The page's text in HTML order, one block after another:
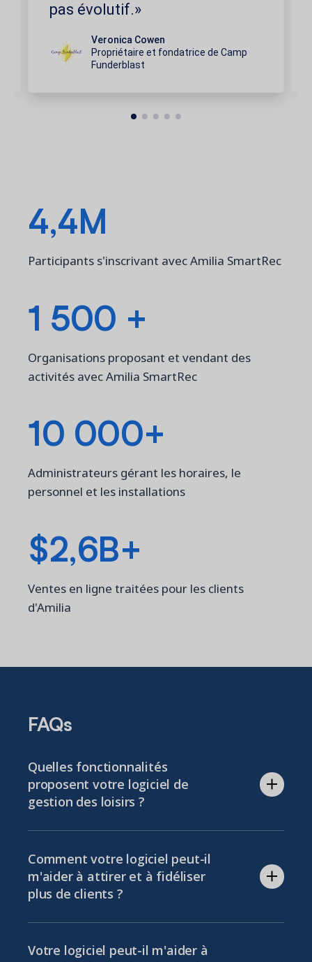
pas évolutif.»
Veronica Cowen
Propriétaire et fondatrice de Camp
Funderblast
4,4M
Participants s'inscrivant avec Amilia SmartRec
1 500 +
Organisations proposant et vendant des
activités avec Amilia SmartRec
10 000+
Administrateurs gérant les horaires, le
personnel et les installations
$2,6B+
Ventes en ligne traitées pour les clients
d'Amilia
FAQs
Quelles fonctionnalités
proposent votre logiciel de
gestion des loisirs ?
une solution tout-en-un pour gérer
efficacement votre organisation. Vous
pouvez gérer les affiliations, les
paiements, la facturation et plus encore,
le tout depuis une boutique en ligne
Comment votre logiciel peut-il
m'aider à attirer et à fidéliser
plus de clients ?
vous pouvez créer une expérience
Votre logiciel peut-il m'aider à